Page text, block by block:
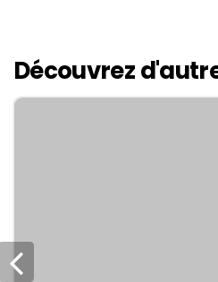
Découvrez